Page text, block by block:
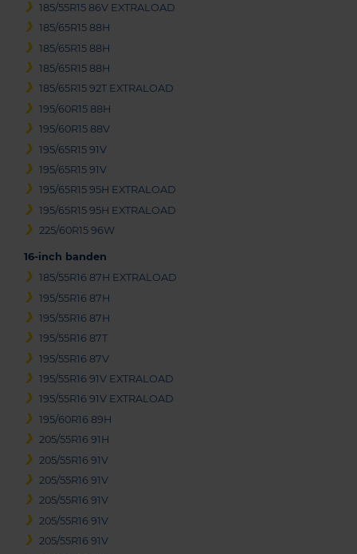
185/55R15 86V EXTRALOAD
185/65R15 88H
185/65R15 88H
185/65R15 88H
185/65R15 92T EXTRALOAD
195/60R15 88H
195/60R15 88V
195/65R15 91V
195/65R15 91V
195/65R15 95H EXTRALOAD
195/65R15 95H EXTRALOAD
225/60R15 96W
16-inch banden
185/55R16 87H EXTRALOAD
195/55R16 87H
195/55R16 87H
195/55R16 87T
195/55R16 87V
195/55R16 91V EXTRALOAD
195/55R16 91V EXTRALOAD
195/60R16 89H
205/55R16 91H
205/55R16 91V
205/55R16 91V
205/55R16 91V
205/55R16 91V
205/55R16 91V